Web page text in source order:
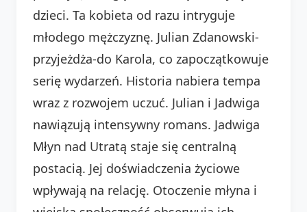
dzieci. Ta kobieta od razu intryguje
młodego mężczyznę. Julian Zdanowski-
przyjeżdża-do Karola, co zapoczątkowuje
serię wydarzeń. Historia nabiera tempa
wraz z rozwojem uczuć. Julian i Jadwiga
nawiązują intensywny romans. Jadwiga
Młyn nad Utratą staje się centralną
postacią. Jej doświadczenia życiowe
wpływają na relację. Otoczenie młyna i